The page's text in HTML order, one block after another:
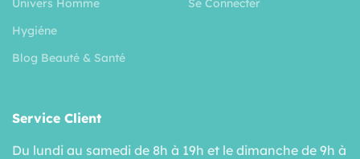
Univers Homme
Hygiéne
Blog Beauté & Santé
Se Connecter
Service Client
Du lundi au samedi de 8h à 19h et le dimanche de 9h à